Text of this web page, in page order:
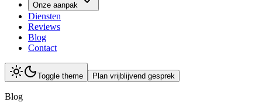
Onze aanpak
Diensten
Reviews
Blog
Contact
Toggle theme Plan vrijblijvend gesprek
Blog